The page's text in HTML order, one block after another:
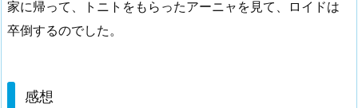
家に帰って、トニトをもらったアーニャを見て、ロイドは
卒倒するのでした。
感想